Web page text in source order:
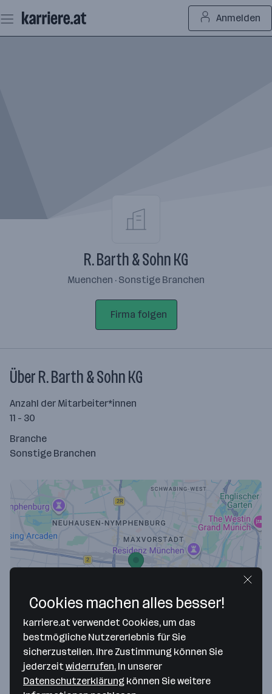
Seiteninhalt
springen
Anmelden
R. Barth & Sohn KG
Muenchen · Sonstige Branchen
Firma folgen
Über R. Barth & Sohn KG
Anzahl der Mitarbeiter*innen
11 - 30
Branche
Sonstige Branchen
Map data ©2026 Google
R. Barth & Sohn KG
Theresienhöhe 6
80339 Muenchen— Route berechnen
Cookies machen alles besser!
karriere.at verwendet Cookies, um das
bestmögliche Nutzererlebnis für Sie
sicherzustellen. Ihre Zustimmung können Sie
jederzeit widerrufen. In unserer
Datenschutzerklärung können Sie weitere